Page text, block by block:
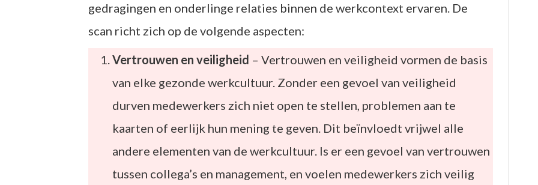
gedragingen en onderlinge relaties binnen de werkcontext ervaren. De
scan richt zich op de volgende aspecten:
Vertrouwen en veiligheid – Vertrouwen en veiligheid vormen de basis
van elke gezonde werkcultuur. Zonder een gevoel van veiligheid
durven medewerkers zich niet open te stellen, problemen aan te
kaarten of eerlijk hun mening te geven. Dit beïnvloedt vrijwel alle
andere elementen van de werkcultuur. Is er een gevoel van vertrouwen
tussen collega’s en management, en voelen medewerkers zich veilig